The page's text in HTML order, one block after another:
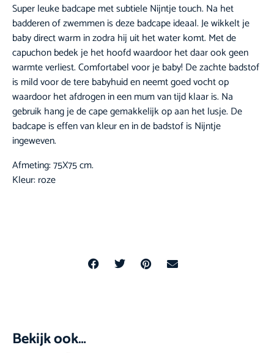
Super leuke badcape met subtiele Nijntje touch. Na het
badderen of zwemmen is deze badcape ideaal. Je wikkelt je
baby direct warm in zodra hij uit het water komt. Met de
capuchon bedek je het hoofd waardoor het daar ook geen
warmte verliest. Comfortabel voor je baby! De zachte badstof
is mild voor de tere babyhuid en neemt goed vocht op
waardoor het afdrogen in een mum van tijd klaar is. Na
gebruik hang je de cape gemakkelijk op aan het lusje. De
badcape is effen van kleur en in de badstof is Nijntje
ingeweven.
Afmeting: 75X75 cm.
Kleur: roze
Bekijk ook…